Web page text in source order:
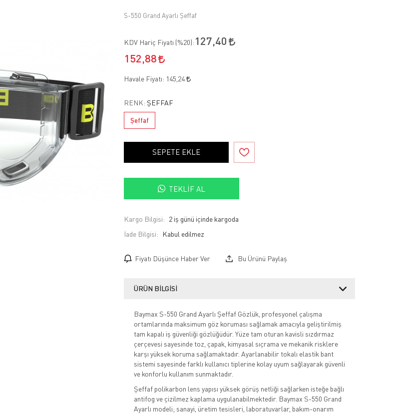
S-550 Grand Ayarlı Şeffaf
KDV Hariç Fiyatı (%20): 127,40
152,88
Havale Fiyatı: 145,24
RENK: ŞEFFAF
Şeffaf
SEPETE EKLE
TEKLIF AL
Kargo Bilgisi: 2 iş günü içinde kargoda
İade Bilgisi:
Fiyatı Düşünce Haber Ver Bu Ürünü Paylaş
ÜRÜN BILGISI
Baymax S-550 Grand Ayarlı Şeffaf Gözlük, profesyonel çalışma
ortamlarında maksimum göz koruması sağlamak amacıyla geliştirilmiş
tam kapalı iş güvenliği gözlüğüdür. Yüze tam oturan kavisli sızdırmaz
çerçevesi sayesinde toz, çapak, kimyasal sıçrama ve mekanik risklere
karşı yüksek koruma sağlamaktadır. Ayarlanabilir tokalı elastik bant
sistemi sayesinde farklı kullanıcı tiplerine kolay uyum sağlayarak güvenli
ve konforlu kullanım sunmaktadır.
Şeffaf polikarbon lens yapısı yüksek görüş netliği sağlarken isteğe bağlı
antifog ve çizilmez kaplama uygulanabilmektedir. Baymax S-550 Grand
Ayarlı modeli; sanayi, üretim tesisleri, laboratuvarlar, bakım-onarım